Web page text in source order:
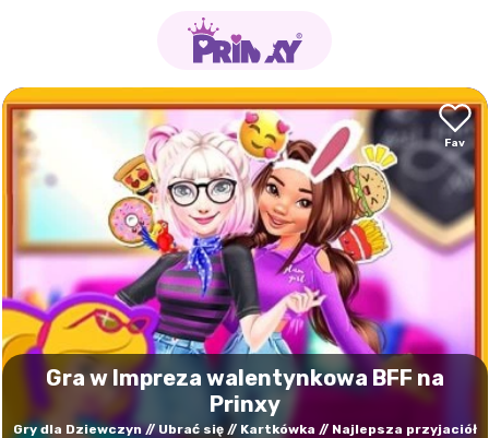
Gra w Impreza walentynkowa BFF na
Prinxy
Gry dla Dziewczyn Ubrać się Kartkówka
Najlepsza przyjaciół